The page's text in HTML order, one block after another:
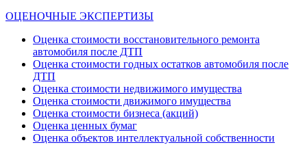
ОЦЕНОЧНЫЕ ЭКСПЕРТИЗЫ
Оценка стоимости восстановительного ремонта
автомобиля после ДТП
Оценка стоимости годных остатков автомобиля после
ДТП
Оценка стоимости недвижимого имущества
Оценка стоимости движимого имущества
Оценка стоимости бизнеса (акций)
Оценка ценных бумаг
Оценка объектов интеллектуальной собственности